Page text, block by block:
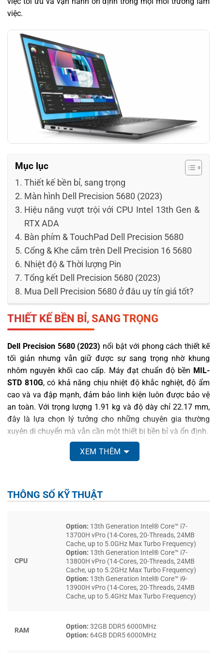
việc.
Mục lục
Thiết kế bền bỉ, sang trọng
Màn hình Dell Precision 5680 (2023)
Hiệu năng vượt trội với CPU Intel 13th Gen &
RTX ADA
Bàn phím & TouchPad Dell Precision 5680
Cổng & Khe cắm trên Dell Precision 16 5680
Nhiệt độ & Thời lượng Pin
Tổng kết Dell Precision 5680 (2023)
Mua Dell Precision 5680 ở đâu uy tín giá tốt?
THIẾT KẾ BỀN BỈ, SANG TRỌNG
Dell Precision 5680 (2023) nổi bật với phong cách thiết kế
tối giản nhưng vẫn giữ được sự sang trọng nhờ khung
nhôm nguyên khối cao cấp. Máy đạt chuẩn độ bền MIL-
STD 810G, có khả năng chịu nhiệt độ khắc nghiệt, độ ẩm
cao và va đập mạnh, đảm bảo linh kiện luôn được bảo vệ
an toàn. Với trọng lượng 1.91 kg và độ dày chỉ 22.17 mm,
đây là lựa chọn lý tưởng cho những chuyên gia thường
xuyên di chuyển mà vẫn cần một thiết bị bền bỉ và ổn định.
Điểm nhấn khác đến từ viền màn hình siêu mỏng, mang lại
không gian hiển thị rộng rãi và hiện đại. Kích thước gọn
chuyên nghiệp. Chính sự kết hợp giữatính di động
chuẩn doanh nghiệp
XEM THÊM
THÔNG SỐ KỸ THUẬT
CPU
Option: 13th Generation Intel® Core™ i7-
13700H vPro (14-Cores, 20-Threads, 24MB
Cache, up to 5.0GHz Max Turbo Frequency)
Option: 13th Generation Intel® Core™ i7-
13800H vPro (14-Cores, 20-Threads, 24MB
Cache, up to 5.2GHz Max Turbo Frequency)
Option: 13th Generation Intel® Core™ i9-
13900H vPro (14-Cores, 20-Threads, 24MB
Cache, up to 5.4GHz Max Turbo Frequency)
RAM
Option: 32GB DDR5 6000MHz
Option: 64GB DDR5 6000MHz